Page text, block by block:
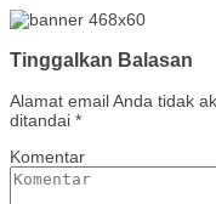
Tinggalkan Balasan
Alamat email Anda tidak
ditandai *
Komentar